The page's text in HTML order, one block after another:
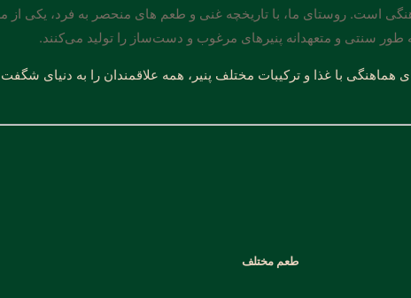
است. روستای ما، با تاریخچه غنی و طعم های منحصر به فرد، یکی از
طور سنتی و متعهدانه پنیرهای مرغوب و دست‌ساز را تولید می‌کنند.
هماهنگی با غذا و ترکیبات مختلف پنیر، همه علاقمندان را به دنیای
طعم مختلف